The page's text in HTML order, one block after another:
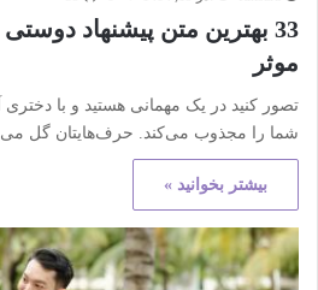
33 بهترین متن پیشنهاد
موثر
تصور کنید در یک مهمانی هستید و با
شما را مجذوب می‌کند. حرف‌هایتان گل
بیشتر بخوانید »